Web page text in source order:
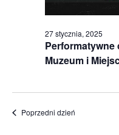
Performatywne
Muzeum i
27 stycznia, 2025
Poprzedni dzień